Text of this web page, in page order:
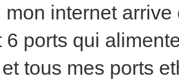
mon internet
6 ports qui
tous mes ports